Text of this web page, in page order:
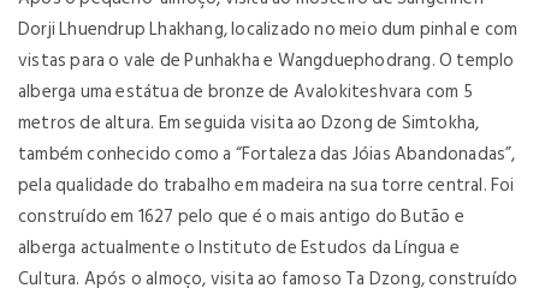
Dorji Lhuendrup Lhakhang, localizado no meio dum pinhal e com
vistas para o vale de Punhakha e Wangduephodrang. O templo
alberga uma estátua de bronze de Avalokiteshvara com 5
metros de altura. Em seguida visita ao Dzong de Simtokha,
também conhecido como a “Fortaleza das Jóias Abandonadas”,
pela qualidade do trabalho em madeira na sua torre central. Foi
construído em 1627 pelo que é o mais antigo do Butão e
alberga actualmente o Instituto de Estudos da Língua e
Cultura. Após o almoço, visita ao famoso Ta Dzong, construído